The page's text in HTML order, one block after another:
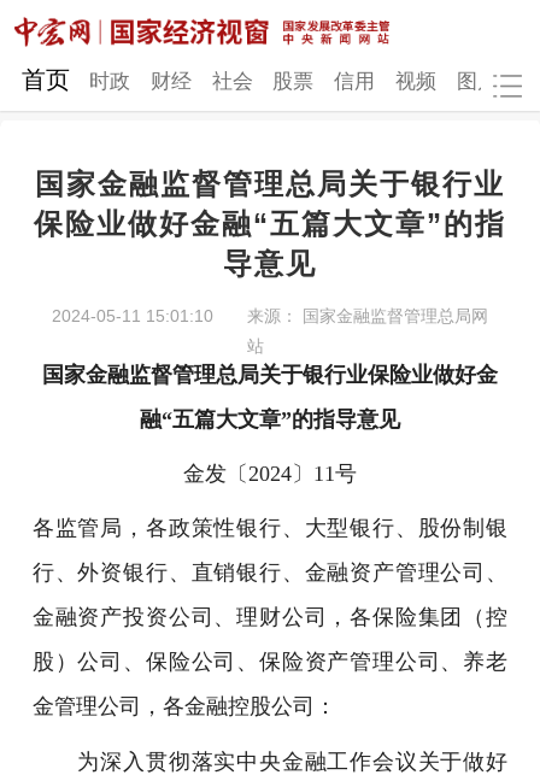
网站地图
时政 财经 社会 股票
视频 图片
发改动态 中宏研究 营商环境 新质生产力
地方发展
首页 时政 财经 社会 股票 信用 视频 图片
国家金融监督管理总局关于银行业
保险业做好金融“五篇大文章”的指
导意见
2024-05-11 15:01:10
来源： 国家金融监督管理总局网
站
国家金融监督管理总局关于银行业保险业做好金
融“五篇大文章”的指导意见
金发〔2024〕11号
各监管局，各政策性银行、大型银行、股份制银
行、外资银行、直销银行、金融资产管理公司、
金融资产投资公司、理财公司，各保险集团（控
股）公司、保险公司、保险资产管理公司、养老
金管理公司，各金融控股公司：
为深入贯彻落实中央金融工作会议关于做好